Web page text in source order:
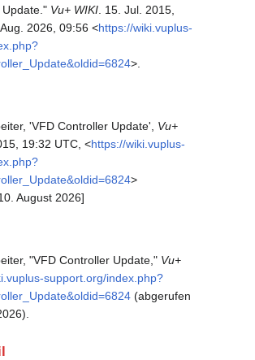
Vu+ WIKI . 15. Jul. 2015,
2026, 09:56 <https://wiki.vuplus-
>.
'VFD Controller Update', Vu+
19:32 UTC, <https://wiki.vuplus-
>
August 2026]
"VFD Controller Update," Vu+
support.org/index.php?
(abgerufen